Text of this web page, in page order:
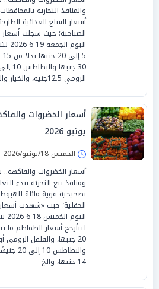
والمنافذ التجارية
أسعار السلع الغذائية
الصباحية؛ حيث سجلت أسعار
الرومي 12.5جنيه، والخيار والكوسة 10 إلي 16 جنيها وا
يونيو 2026
الخميس 18/يونيو/2026 - 08:00 ص
أسعار الخضروات
ومنافذ بيع التجزئة ببدء
تصحيحية قوية مائلة
الحقلية؛ حيث «شهدت أسعار
14 جنيها، والخ